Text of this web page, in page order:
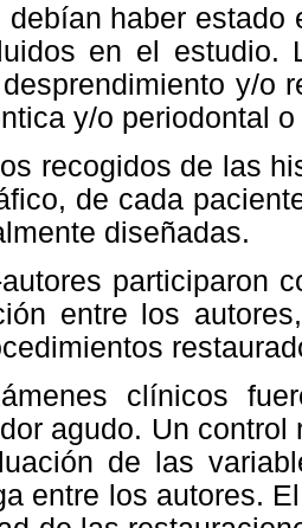
debían haber
en el estudio.
y/o
y/o periodontal
recogidos de las
, de cada
diseñadas.
participaron
entre los
clínicos
agudo. Un
de las
entre los autores.